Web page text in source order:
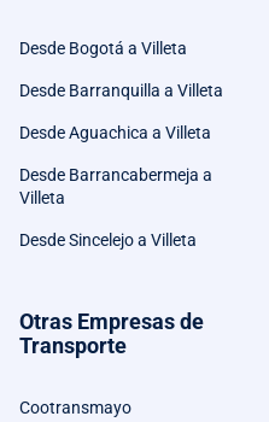
Desde Bogotá a Villeta
Desde Barranquilla a Villeta
Desde Aguachica a Villeta
Desde Barrancabermeja a
Villeta
Desde Sincelejo a Villeta
Otras Empresas de
Transporte
Cootransmayo